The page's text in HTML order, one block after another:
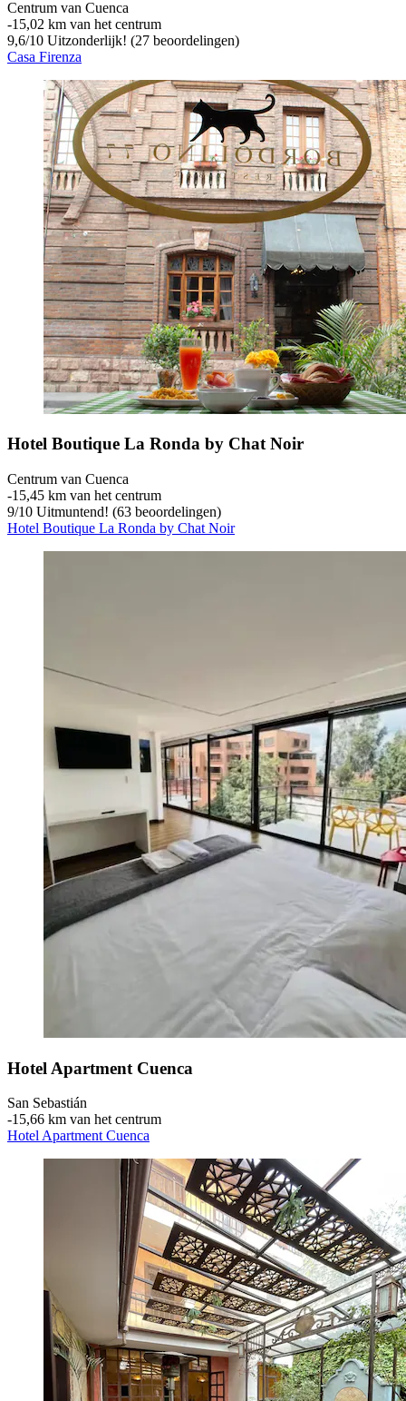
Centrum van Cuenca
‐15,02 km van het centrum
9,6/10 Uitzonderlijk! (27 beoordelingen)
Casa Firenza
Hotel Boutique La Ronda by Chat Noir
Centrum van Cuenca
‐15,45 km van het centrum
9/10 Uitmuntend! (63 beoordelingen)
Hotel Boutique La Ronda by Chat Noir
Hotel Apartment Cuenca
San Sebastián
‐15,66 km van het centrum
Hotel Apartment Cuenca